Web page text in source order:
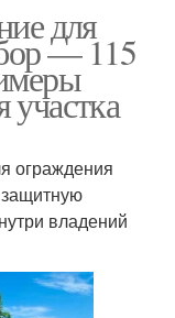
для
— 115
ограждения
владений